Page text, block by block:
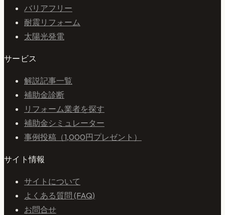
バリアフリー
耐震リフォーム
太陽光発電
サービス
解説記事一覧
補助金診断
リフォーム業者を探す
補助金シミュレーター
事例投稿（1,000円プレゼント）
サイト情報
サイトについて
よくある質問 (FAQ)
お問合せ